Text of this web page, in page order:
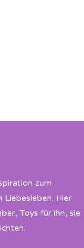
zum
Liebesleben. Hier
Toys für ihn, sie